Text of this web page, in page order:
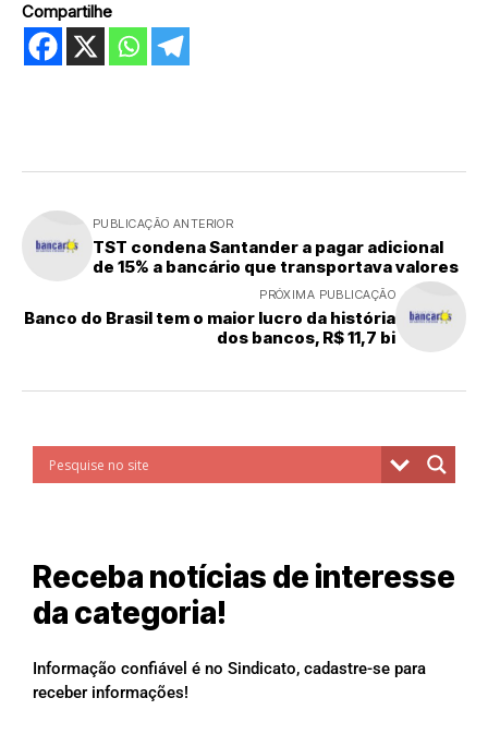
Compartilhe
PUBLICAÇÃO ANTERIOR
TST condena Santander a pagar adicional
de 15% a bancário que transportava valores
PRÓXIMA PUBLICAÇÃO
Banco do Brasil tem o maior lucro da história
dos bancos, R$ 11,7 bi
Receba notícias de interesse
da categoria!
Informação confiável é no Sindicato, cadastre-se para
receber informações!